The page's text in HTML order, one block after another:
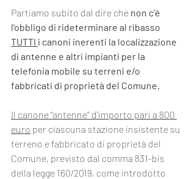
Partiamo subito dal dire che non c’è
l’obbligo di rideterminare al ribasso
TUTTI i canoni inerenti la localizzazione
di antenne e altri impianti per la
telefonia mobile su terreni e/o
fabbricati di proprietà del Comune.
Il canone “antenne” d’importo pari a 800
euro per ciascuna stazione insistente su
terreno e fabbricato di proprietà del
Comune, previsto dal comma 831-bis
della legge 160/2019, come introdotto